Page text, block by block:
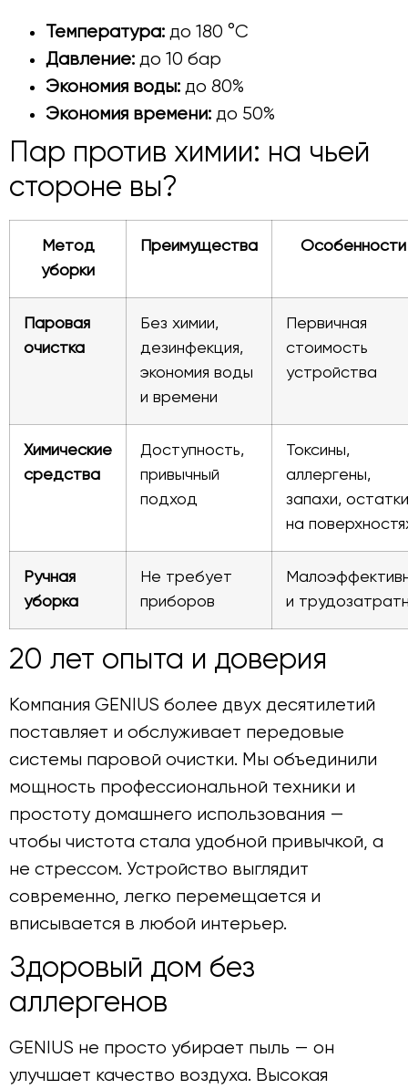
Температура: до 180 °C
Давление: до 10 бар
Экономия воды: до 80%
Экономия времени: до 50%
Пар против химии: на чьей
стороне вы?
Метод
уборки
Преимущества Особенности
Паровая
очистка
Без химии,
дезинфекция,
экономия воды
и времени
Первичная
стоимость
устройства
Химические
средства
Доступность,
привычный
подход
Токсины,
аллергены,
запахи, остатки
на
Ручная
уборка
Не требует
приборов
и
20 лет опыта и доверия
Компания GENIUS более двух десятилетий
поставляет и обслуживает передовые
системы паровой очистки. Мы объединили
мощность профессиональной техники и
простоту домашнего использования —
чтобы чистота стала удобной привычкой, а
не стрессом. Устройство выглядит
современно, легко перемещается и
вписывается в любой интерьер.
Здоровый дом без
аллергенов
GENIUS не просто убирает пыль — он
улучшает качество воздуха. Высокая